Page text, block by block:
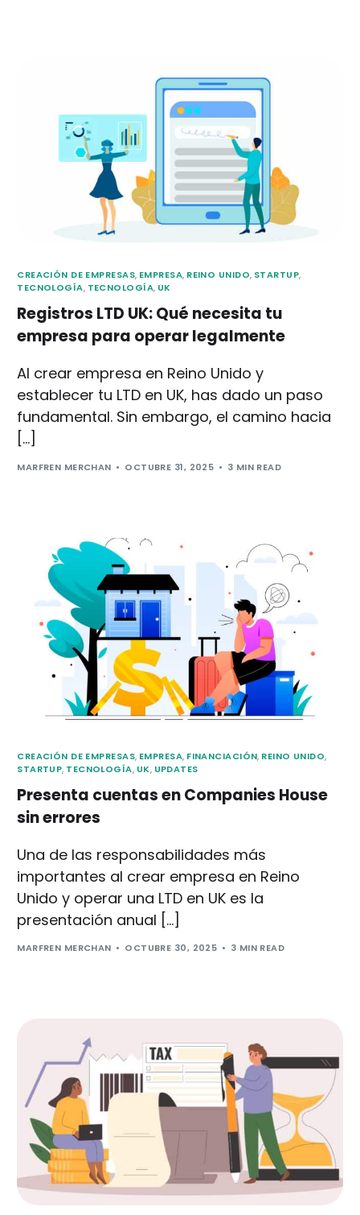
CREACIÓN DE EMPRESAS, EMPRESA, REINO UNIDO, STARTUP,
TECNOLOGÍA, TECNOLOGÍA, UK
Registros LTD UK: Qué necesita tu
empresa para operar legalmente
Al crear empresa en Reino Unido y
establecer tu LTD en UK, has dado un paso
fundamental. Sin embargo, el camino hacia
[…]
MARFREN MERCHAN OCTUBRE 31, 2025 3 MIN READ
CREACIÓN DE EMPRESAS, EMPRESA, FINANCIACIÓN, REINO UNIDO,
STARTUP, TECNOLOGÍA, UK, UPDATES
Presenta cuentas en Companies House
sin errores
Una de las responsabilidades más
importantes al crear empresa en Reino
Unido y operar una LTD en UK es la
presentación anual […]
MARFREN MERCHAN OCTUBRE 30, 2025 3 MIN READ